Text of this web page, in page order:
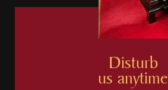
Disturb
us anytime